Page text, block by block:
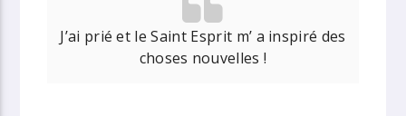
J’ai prié et le Saint Esprit m’ a inspiré des
choses nouvelles !